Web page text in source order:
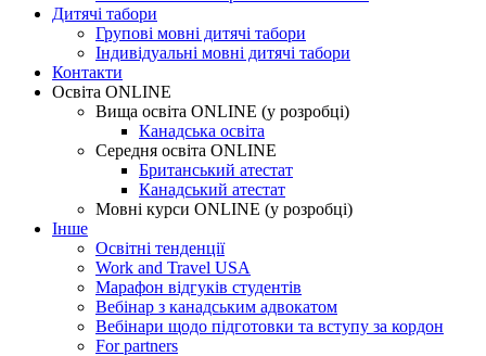
Дитячі табори
Групові мовні дитячі табори
Індивідуальні мовні дитячі табори
Контакти
Освіта ONLINE
Вища освіта ONLINE (у розробці)
Канадська освіта
Середня освіта ONLINE
Британський атестат
Канадський атестат
Мовні курси ONLINE (у розробці)
Інше
Освітні тенденції
Work and Travel USA
Марафон відгуків студентів
Вебінар з канадським адвокатом
Вебінари щодо підготовки та вступу за кордон
For partners